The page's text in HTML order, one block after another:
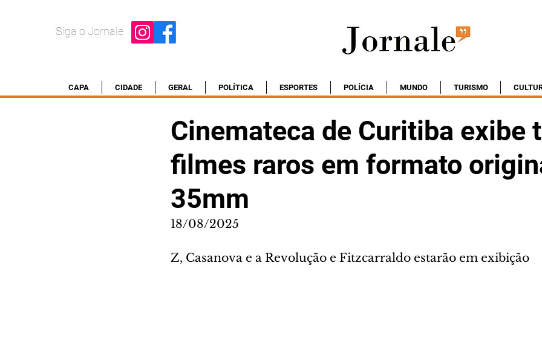
Siga o Jornale
CAPA CIDADE GERAL POLÍTICA ESPORTES POLÍCIA MUNDO TURISMO
Cinemateca de Curitiba exibe
filmes raros em formato
35mm
18/08/2025
Z, Casanova e a Revolução e Fitzcarraldo estarão em exibição